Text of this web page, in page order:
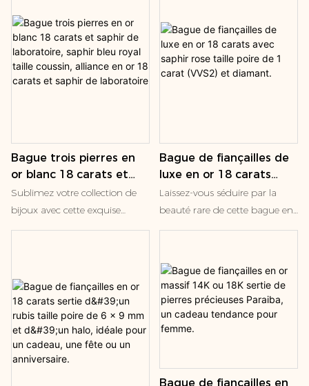
Bague trois pierres en
or blanc 18 carats et
saphir de laboratoire,
saphir bleu royal taille
Sublimez votre collection de
bijoux avec cette exquise
bague en or blanc 18 carats
est un magnifique saphir de
laboratoire taille coussin, d'un
bleu royal intense et iconique,
la teinte la plus recherchée
parmi les saphirs naturels.
Encadrée de deux pierres
Bague de fiançailles de
luxe en or 18 carats
avec saphir rose taille
poire de 1 carat (VVS2)
Laissez-vous séduire par la
beauté rare de cette bague en
or 18 carats ornée d'un saphir
un saphir rose en forme de
poire à couper le souffle, d'une
couleur intense et vibrante,
offre un éclat exceptionnel. Le
halo délicat de micro-pavés
une silhouette étincelante,
sublimant son allure luxueuse.
Bague de fiançailles en